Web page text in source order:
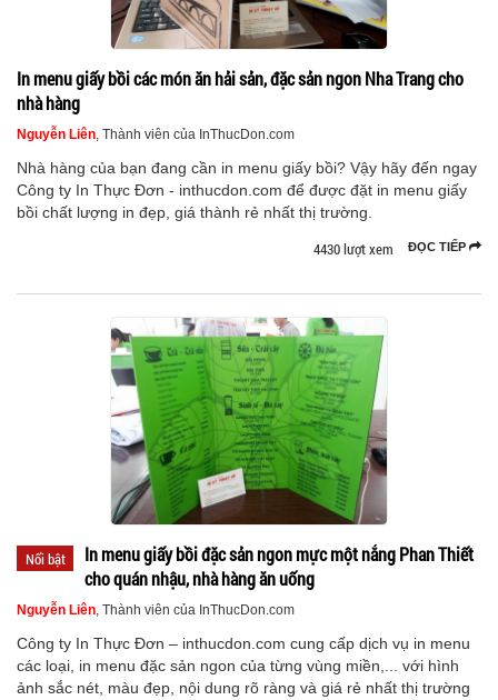
In menu giấy bồi các món ăn hải sản, đặc sản ngon Nha Trang cho
nhà hàng
Nguyễn Liên, Thành viên của InThucDon.com
Nhà hàng của bạn đang cần in menu giấy bồi? Vậy hãy đến ngay
Công ty In Thực Đơn - inthucdon.com để được đặt in menu giấy
bồi chất lượng in đẹp, giá thành rẻ nhất thị trường.
ĐỌC TIẾP
4430 lượt xem
Nổi bật
In menu giấy bồi đặc sản ngon mực một nắng Phan Thiết
cho quán nhậu, nhà hàng ăn uống
Nguyễn Liên, Thành viên của InThucDon.com
Công ty In Thực Đơn – inthucdon.com cung cấp dịch vụ in menu
các loại, in menu đặc sản ngon của từng vùng miền,... với hình
ảnh sắc nét, màu đẹp, nội dung rõ ràng và giá rẻ nhất thị trường